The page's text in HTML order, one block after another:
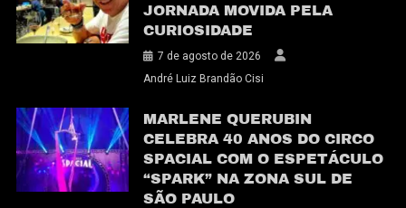
JORNADA MOVIDA PELA
CURIOSIDADE
7 de agosto de 2026
André Luiz Brandão Cisi
MARLENE QUERUBIN
CELEBRA 40 ANOS DO CIRCO
SPACIAL COM O ESPETÁCULO
“SPARK” NA ZONA SUL DE
SÃO PAULO